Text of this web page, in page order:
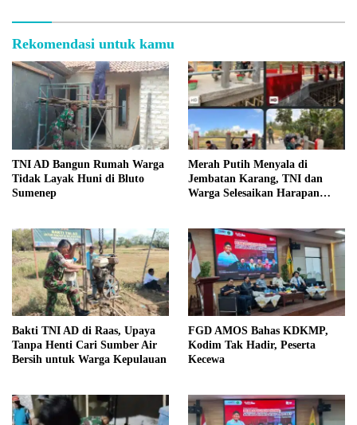
Rekomendasi untuk kamu
TNI AD Bangun Rumah Warga
Tidak Layak Huni di Bluto
Sumenep
Merah Putih Menyala di
Jembatan Karang, TNI dan
Warga Selesaikan Harapan
Bakti TNI AD di Raas, Upaya
Tanpa Henti Cari Sumber Air
Bersih untuk Warga Kepulauan
FGD AMOS Bahas KDKMP,
Kodim Tak Hadir, Peserta
Kecewa